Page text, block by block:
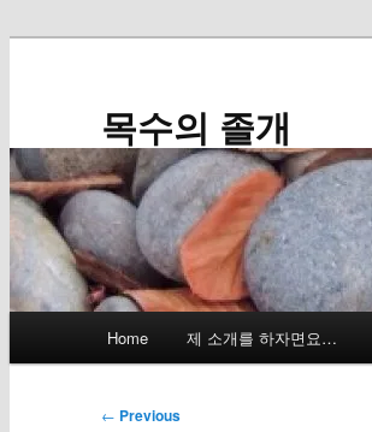
목수의 졸개
Home 제 소개를 하자면요…
Post
← Previous